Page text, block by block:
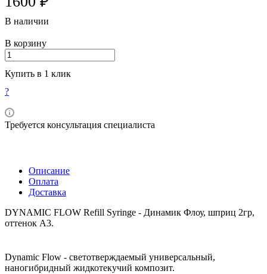
В наличии
В корзину
Купить в 1 клик
?
Требуется консультация специалиста
Описание
Оплата
Доставка
DYNAMIC FLOW Refill Syringe - Динамик Флоу, шприц 2гр,
оттенок А3.
Dynamic Flow - светотверждаемый универсальный,
наногибридный жидкотекучий композит.